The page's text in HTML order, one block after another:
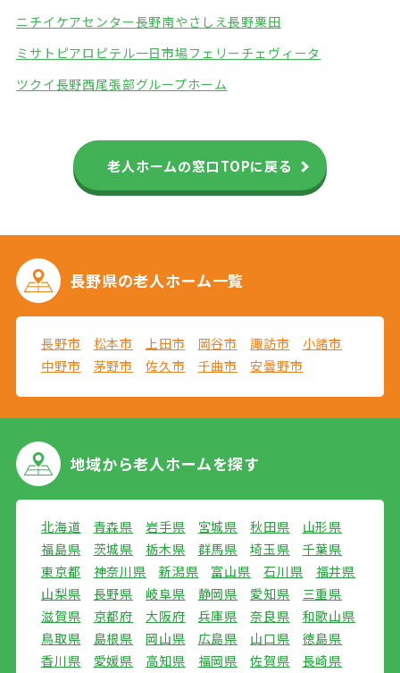
ニチイケアセンター長野南やさしえ長野栗田
ミサトピアロピテル一日市場 フェリーチェヴィータ
ツクイ長野西尾張部グループホーム
老人ホームの窓口TOPに戻る
長野県の老人ホーム一覧
長野市 松本市 上田市 岡谷市 諏訪市
小諸市
中野市
茅野市 佐久市 千曲市 安曇野市
地域から老人ホームを探す
北海道 青森県 岩手県 宮城県 秋田県
山形県
福島県
茨城県 栃木県 群馬県 埼玉県
千葉県
東京都
神奈川県 新潟県 富山県 石川県
福井県
山梨県
長野県 岐阜県 静岡県 愛知県
三重県
滋賀県
京都府 大阪府 兵庫県 奈良県
和歌山県
鳥取県
島根県 岡山県 広島県 山口県
徳島県
香川県
愛媛県 高知県 福岡県 佐賀県
長崎県